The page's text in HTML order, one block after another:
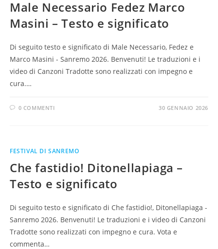
Male Necessario Fedez Marco
Masini – Testo e significato
Di seguito testo e significato di Male Necessario, Fedez e
Marco Masini - Sanremo 2026. Benvenuti! Le traduzioni e i
video di Canzoni Tradotte sono realizzati con impegno e
cura.…
0 COMMENTI 30 GENNAIO 2026
FESTIVAL DI SANREMO
Che fastidio! Ditonellapiaga –
Testo e significato
Di seguito testo e significato di Che fastidio!, Ditonellapiaga -
Sanremo 2026. Benvenuti! Le traduzioni e i video di Canzoni
Tradotte sono realizzati con impegno e cura. Vota e
commenta…